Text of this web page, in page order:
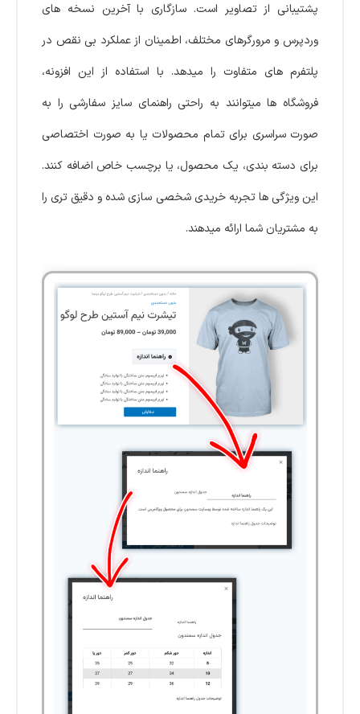
پشتیبانی از تصاویر است. سازگاری با آخرین نسخه های
وردپرس و مرورگرهای مختلف، اطمینان از عملکرد بی نقص در
پلتفرم های متفاوت را میدهد. با استفاده از این افزونه،
فروشگاه ها میتوانند به راحتی راهنمای سایز سفارشی را به
صورت سراسری برای تمام محصولات یا به صورت اختصاصی
برای دسته بندی، یک محصول، یا برچسب خاص اضافه کنند.
این ویژگی ها تجربه خریدی شخصی سازی شده و دقیق تری را
به مشتریان شما ارائه میدهند.